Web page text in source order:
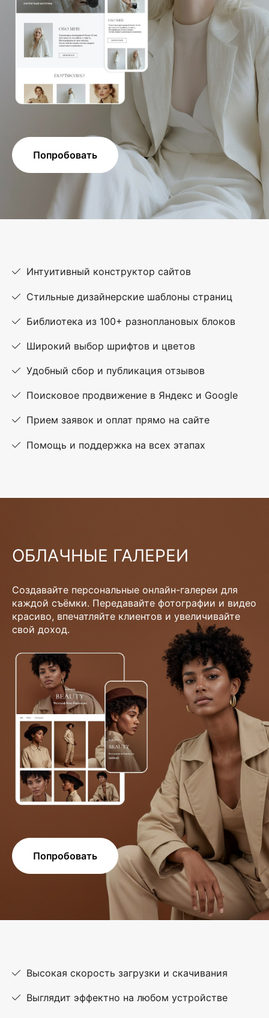
Попробовать
Интуитивный конструктор сайтов
Стильные дизайнерские шаблоны страниц
Библиотека из 100+ разноплановых блоков
Широкий выбор шрифтов и цветов
Удобный сбор и публикация отзывов
Поисковое продвижение в Яндекс и Google
Прием заявок и оплат прямо на сайте
Помощь и поддержка на всех этапах
ОБЛАЧНЫЕ ГАЛЕРЕИ
Создавайте персональные онлайн-галереи для
каждой съёмки. Передавайте фотографии и видео
красиво, впечатляйте клиентов и увеличивайте
свой доход.
Попробовать
Высокая скорость загрузки и скачивания
Выглядит эффектно на любом устройстве